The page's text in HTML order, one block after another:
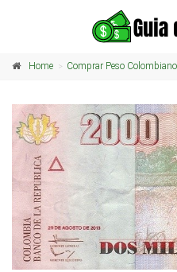
Home Comprar Peso Colombiano